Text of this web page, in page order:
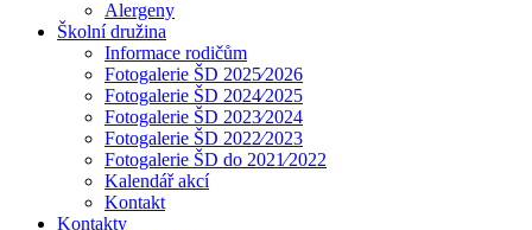
Alergeny
Školní družina
Informace rodičům
Fotogalerie ŠD 2025⁄2026
Fotogalerie ŠD 2024⁄2025
Fotogalerie ŠD 2023⁄2024
Fotogalerie ŠD 2022⁄2023
Fotogalerie ŠD do 2021⁄2022
Kalendář akcí
Kontakt
Kontakty